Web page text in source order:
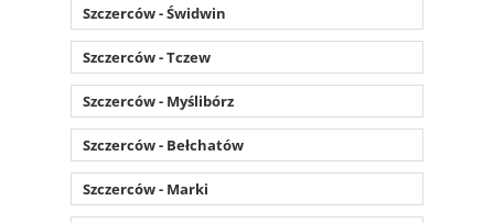
Szczerców - Świdwin
Szczerców - Tczew
Szczerców - Myślibórz
Szczerców - Bełchatów
Szczerców - Marki